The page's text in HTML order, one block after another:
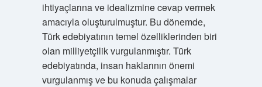
ihtiyaçlarına ve idealizmine cevap vermek
amacıyla oluşturulmuştur. Bu dönemde,
Türk edebiyatının temel özelliklerinden biri
olan milliyetçilik vurgulanmıştır. Türk
edebiyatında, insan haklarının önemi
vurgulanmış ve bu konuda çalışmalar